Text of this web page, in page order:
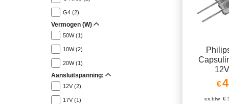
G4 (2)
Vermogen (W)
50W (1)
10W (2)
20W (1)
Aansluitspanning:
12V (2)
17V (1)
€
ex.btw €